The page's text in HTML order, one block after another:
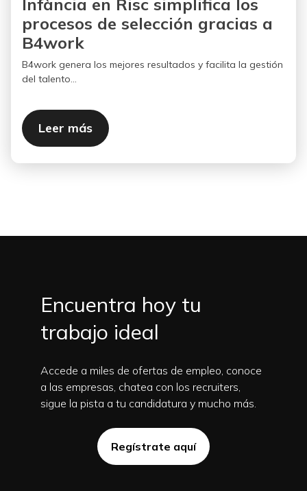
procesos de selección gracias a
B4work
B4work genera los mejores resultados y facilita la gestión
del talento...
Leer más
Encuentra hoy tu
trabajo ideal
Accede a miles de ofertas de empleo, conoce
a las empresas, chatea con los recruiters,
sigue la pista a tu candidatura y mucho más.
Regístrate aquí